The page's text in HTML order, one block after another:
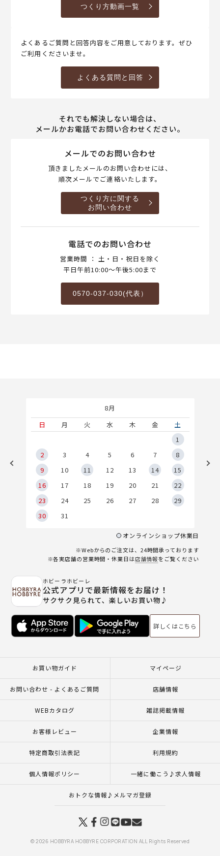
つくり方動画一覧
よくあるご質問と回答内容をご用意しております。ぜひ
ご利用くださいませ。
よくある質問と回答
それでも解決しない場合は、
メールかお電話でお問い合わせください。
メールでのお問い合わせ
頂きましたメールのお問い合わせには、
順次メールでご連絡いたします。
つくり方に関する
お問い合わせ
電話でのお問い合わせ
営業時間 ： 土・日・祝日を除く
平日午前10:00～午後5:00まで
0570-037-030(代表）
8月
日
月 火 水 木 金
土
1
2
3 4 5 6 7
8
9
10 11 12 13 14
15
16
17 18 19 20 21
22
23
24 25 26 27 28
29
30
31
オンラインショップ休業日
※Webからのご注文は、24時間承っております
※各実店舗の営業時間・休業日は店舗情報をご覧ください
ホビーラホビーレ
公式アプリで最新情報をお届け！
サクサク見られて、楽しいお買い物♪
詳しくはこちら
お買い物ガイド マイページ
お問い合わせ - よくあるご質問 店舗情報
WEBカタログ 雑誌掲載情報
お客様レビュー 企業情報
特定商取引法表記 利用規約
個人情報ポリシー 一緒に働こう♪求人情報
おトクな情報♪メルマガ登録
© 2026 HOBBYRA HOBBYRE CORPORATION ALL Rights Reserved